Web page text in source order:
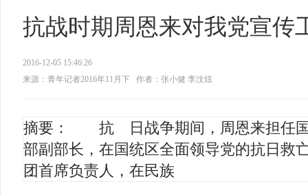
抗战时期周恩来对我党宣传
2016-12-05 15:46:26
来源：青年记者2016年11月下
作者：张小健 李汶炫
摘要： 抗 日战争期间，周恩来担任国
部副部长，在国统区全面领导党的抗日救
团首席负责人，在民族